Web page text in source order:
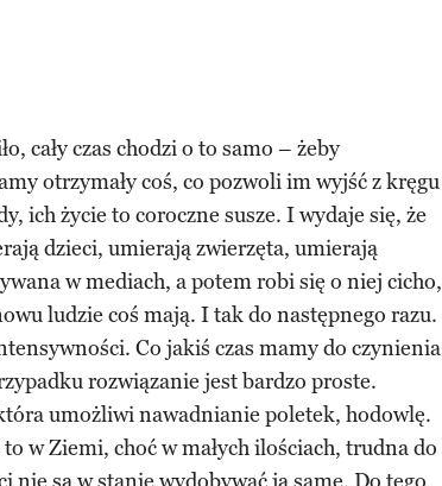
cały czas chodzi o to samo – żeby
otrzymały coś, co pozwoli im wyjść z kręgu
ich życie to coroczne susze. I wydaje się, że
dzieci, umierają zwierzęta, umierają
w mediach, a potem robi się o niej cicho,
ludzie coś mają. I tak do następnego razu.
Co jakiś czas mamy do czynienia
rozwiązanie jest bardzo proste.
umożliwi nawadnianie poletek, hodowlę.
w Ziemi, choć w małych ilościach, trudna do